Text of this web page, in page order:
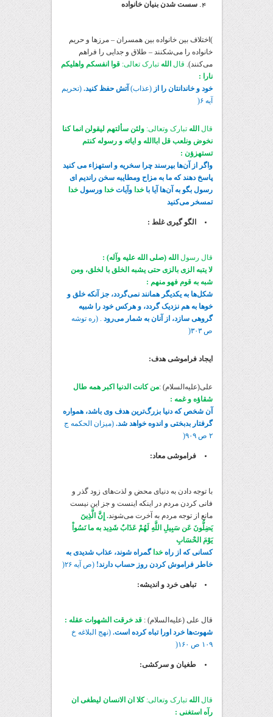
سست شدن بنیان خانواده
)اختلاف بین خانواده بین همسران – مرزها و حریم
خانواده را می‌شکنند – طلاق و جدایی را فراهم
می‌کنند). قالالله تبارک تعالی:قوا انفسکم واهلیکم
نارا :
خود و خاندانتان را از (عذاب)آتش حفظ کنید. (تحریم
آیه ۶(
قالالله تبارک وتعالی:ولئن سألتهم لیقولن انما کنا
نخوض ونلعب قل اباالله و ایاته و رسوله کنتم
تستهزؤن :
واگر از آن‌ها بپرسند چرا سخریه و استهزاء می کنید
پاسخ دهند که ما به مزاح ومطایبه سخن راندیم ای
رسول بگو به آن‌ها آیا باخدا وآیاتخداورسولخدا
تمسخر می‌کنید
الگو گیری غلط :
قال رسولالله (صلی الله علیه وآله) :
لا یتبه الزی بالزی حتی یشبه الخلق با لخلق، ومن
شبه به قوم فهو منهم :
شکل‌ها به یکدیگر همانند نمی‌گردد، جز آنکه خلق و
خوها به هم نزدیک گردد، و هرکس خود را شبیه
گروهی سازد، از آنان به شمار می‌رود . (ره توشه
ص ۳۰۳(
ایجاد فراموشی هدف:
علی(علیه‌السلام) :من کانت الدنیا اکبر همه طال
شقاؤه و غمه :
آن شخص که دنیا بزرگ‌ترین هدف وی باشد، همواره
گرفتار بدبختی و اندوه خواهد شد.(میزان الحکمه ج
۲ ص ۹۰۹(
فراموشی معاد:
با توجه دادن به دنیای محض و لذت‌های زود گذر و
فانی کردن مردم در اینکه اینست و جز این نیست
مانع از توجه مردم به آخرت می‌شوند. إِنَّ الَّذِینَ
یَضِلُّونَ عَن سَبِیلِ اللَّهِ لَهُمْ عَذَابٌ شَدِید به ما نَسُواْ
یَوْمَ الحْسَابِ
کسانی که از راهخداگمراه شوند، عذاب شدیدی به
خاطر فراموش کردن روز حساب دارند! (ص آیه ۲۶(
تباهی خرد و اندیشه:
قال علی (علیه‌السلام) :قد خرقت الشهوات عقله :
شهوت‌ها خرد اورا تباه کرده است. (نهج البلاغه خ
۱۰۹ ص ۱۶۰(
طغیان و سرکشی:
قال الله تبارک وتعالی:کلا ان الانسان لیطغی ان
رآه استغنی :